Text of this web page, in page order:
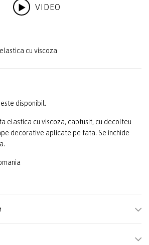
VIDEO
cu viscoza
disponibil.
elastica cu viscoza, captusit, cu decolteu
decorative aplicate pe fata. Se inchide